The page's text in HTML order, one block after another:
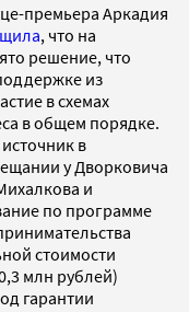
премьера Аркадия
, что на
решение, что
из
в схемах
в общем порядке.
в
у Дворковича
и
по программе
стоимости
млн рублей)
гарантии